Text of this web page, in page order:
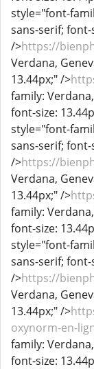
style="font-
sans-serif; font-
/>https://
Verdana,
13.44px;" />
family:
font-size:
style="font-
sans-serif; font-
/>https://
Verdana,
13.44px;" />
family:
font-size:
style="font-
sans-serif; font-
/>https://
Verdana,
13.44px;" />
oxynorm-en-
family:
font-size: